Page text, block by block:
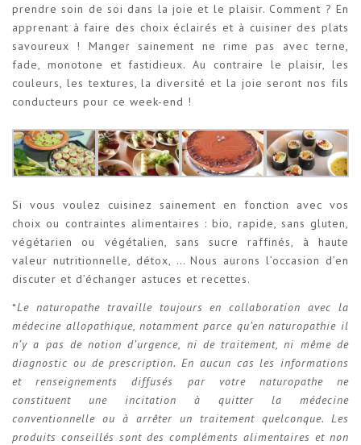
prendre soin de soi dans la joie et le plaisir. Comment ? En
apprenant à faire des choix éclairés et à cuisiner des plats
savoureux ! Manger sainement ne rime pas avec terne,
fade, monotone et fastidieux. Au contraire le plaisir, les
couleurs, les textures, la diversité et la joie seront nos fils
conducteurs pour ce week-end !
Si vous voulez cuisinez sainement en fonction avec vos
choix ou contraintes alimentaires : bio, rapide, sans gluten,
végétarien ou végétalien, sans sucre raffinés, à haute
valeur nutritionnelle, détox, … Nous aurons l’occasion d’en
discuter et d’échanger astuces et recettes.
*Le naturopathe travaille toujours en collaboration avec la
médecine allopathique, notamment parce qu’en naturopathie il
n’y a pas de notion d’urgence, ni de traitement, ni même de
diagnostic ou de prescription. En aucun cas les informations
et renseignements diffusés par votre naturopathe ne
constituent une incitation à quitter la médecine
conventionnelle ou à arrêter un traitement quelconque. Les
produits conseillés sont des compléments alimentaires et non